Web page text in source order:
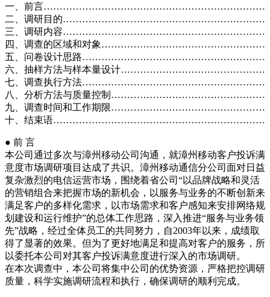
一、前言……………………………………………………………
二、调研目的………………………………………………………
三、调研内容………………………………………………………
四、调查的区域和对象……………………………………………
五、问卷设计思路…………………………………………………
六、抽样方法与样本量设计………………………………………
七、调查执行方法…………………………………………………
八、分析方法与质量控制…………………………………………
九、调查时间和工作期限…………………………………………
十、结束语…………………………………………………………
● 前 言
本公司通过多次与漳州移动公司沟通，就漳州移动客户投诉满
意度市场调研项目达成了共识。漳州移动通信分公司面对日益
复杂激烈的电信运营市场，围绕着省公司“以品牌战略和灵活
的营销组合来把握市场的新机会，以服务与业务的不断创新来
满足客户的多样化需求，以市场需求和客户感知来安排网络规
划建设和运行维护”的总体工作思路，深入推进“服务与业务领
先”战略，经过全体员工的共同努力，自2003年以来，成绩取
得了显著的效果。但为了更好地满足和提高对客户的服务，所
以委托本公司对其客户投诉满意度进行深入的市场调研。
在本次调查中，本公司将集中公司的优势资源，严格把控调研
质量，科学实施调研流程和执行，确保调研的顺利完成。